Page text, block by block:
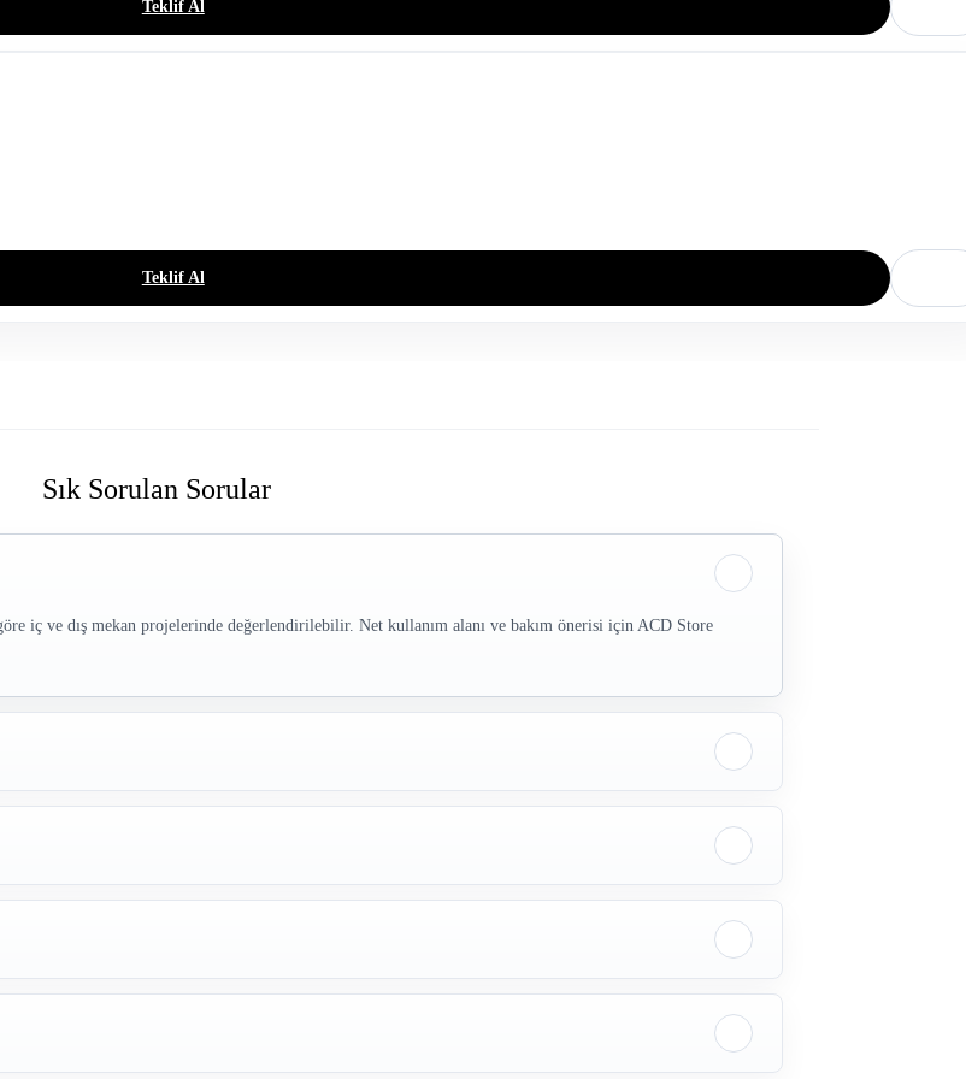
Teklif Al
Teklif Al
Sık Sorulan Sorular
iç ve dış mekan projelerinde değerlendirilebilir. Net kullanım alanı ve bakım önerisi için ACD Store